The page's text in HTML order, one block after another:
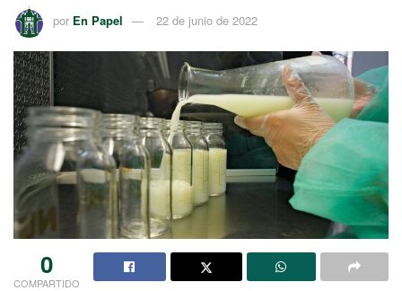
por En Papel 22 de junio de 2022
0
COMPARTIDO